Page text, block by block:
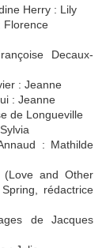
Herry : Lily
Florence
Decaux-
: Jeanne
: Jeanne
de Longueville
: Mathilde
and Other
rédactrice
de Jacques